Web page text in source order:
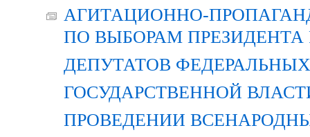
АГИТАЦИОННО-
ПО ВЫБОРАМ
ДЕПУТАТОВ
ГОСУДАРСТВЕННОЙ
ПРОВЕДЕНИИ